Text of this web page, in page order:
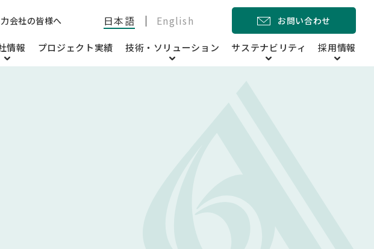
日本語 English
情報 プロジェクト実績 技術・ソリューション サステナビリティ 採用情報
会社の皆様へ お問い合わせ